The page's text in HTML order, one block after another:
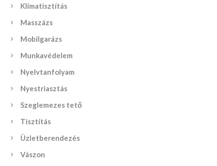
Klímatisztítás
Masszázs
Mobilgarázs
Munkavédelem
Nyelvtanfolyam
Nyestriasztás
Szeglemezes tető
Tisztítás
Üzletberendezés
Vászon